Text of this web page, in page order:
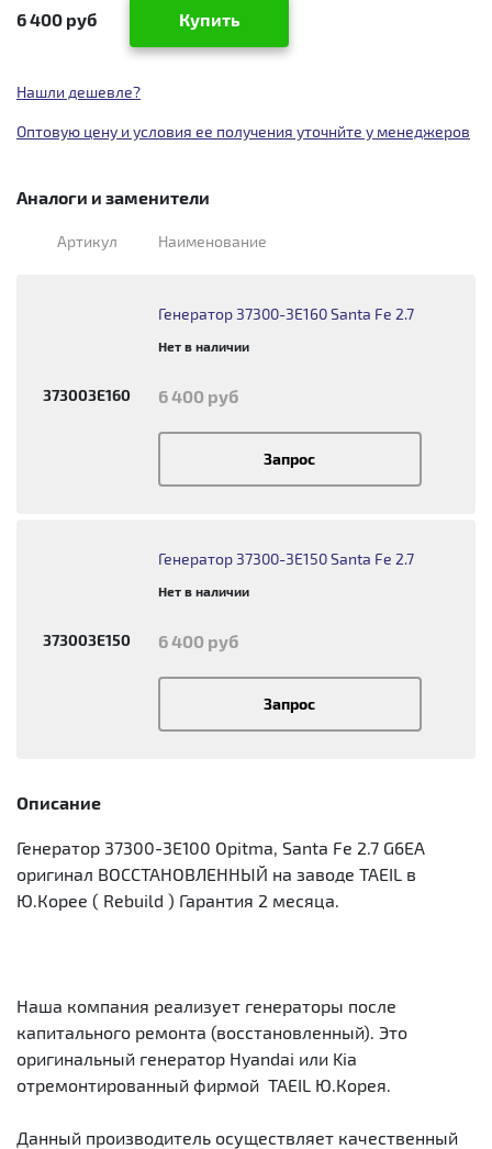
6 400 руб Купить
Нашли дешевле?
Оптовую цену и условия ее получения уточнйте у менеджеров
Аналоги и заменители
Артикул Наименование
373003E160
Генератор 37300-3E160 Santa Fe 2.7
Нет в наличии
6 400 руб
Запрос
373003E150
Генератор 37300-3E150 Santa Fe 2.7
Нет в наличии
6 400 руб
Запрос
Описание
Генератор 37300-3E100 Opitma, Santa Fe 2.7 G6EA
оригинал ВОССТАНОВЛЕННЫЙ на заводе TAEIL в
Ю.Корее ( Rebuild ) Гарантия 2 месяца.
Наша компания реализует генераторы после
капитального ремонта (восстановленный). Это
оригинальный генератор Hyandai или Kia
отремонтированный фирмой TAEIL Ю.Корея.
Данный производитель осуществляет качественный